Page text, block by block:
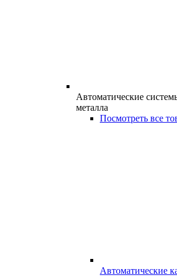
Автоматические
металла
Посмотреть все
Автоматические